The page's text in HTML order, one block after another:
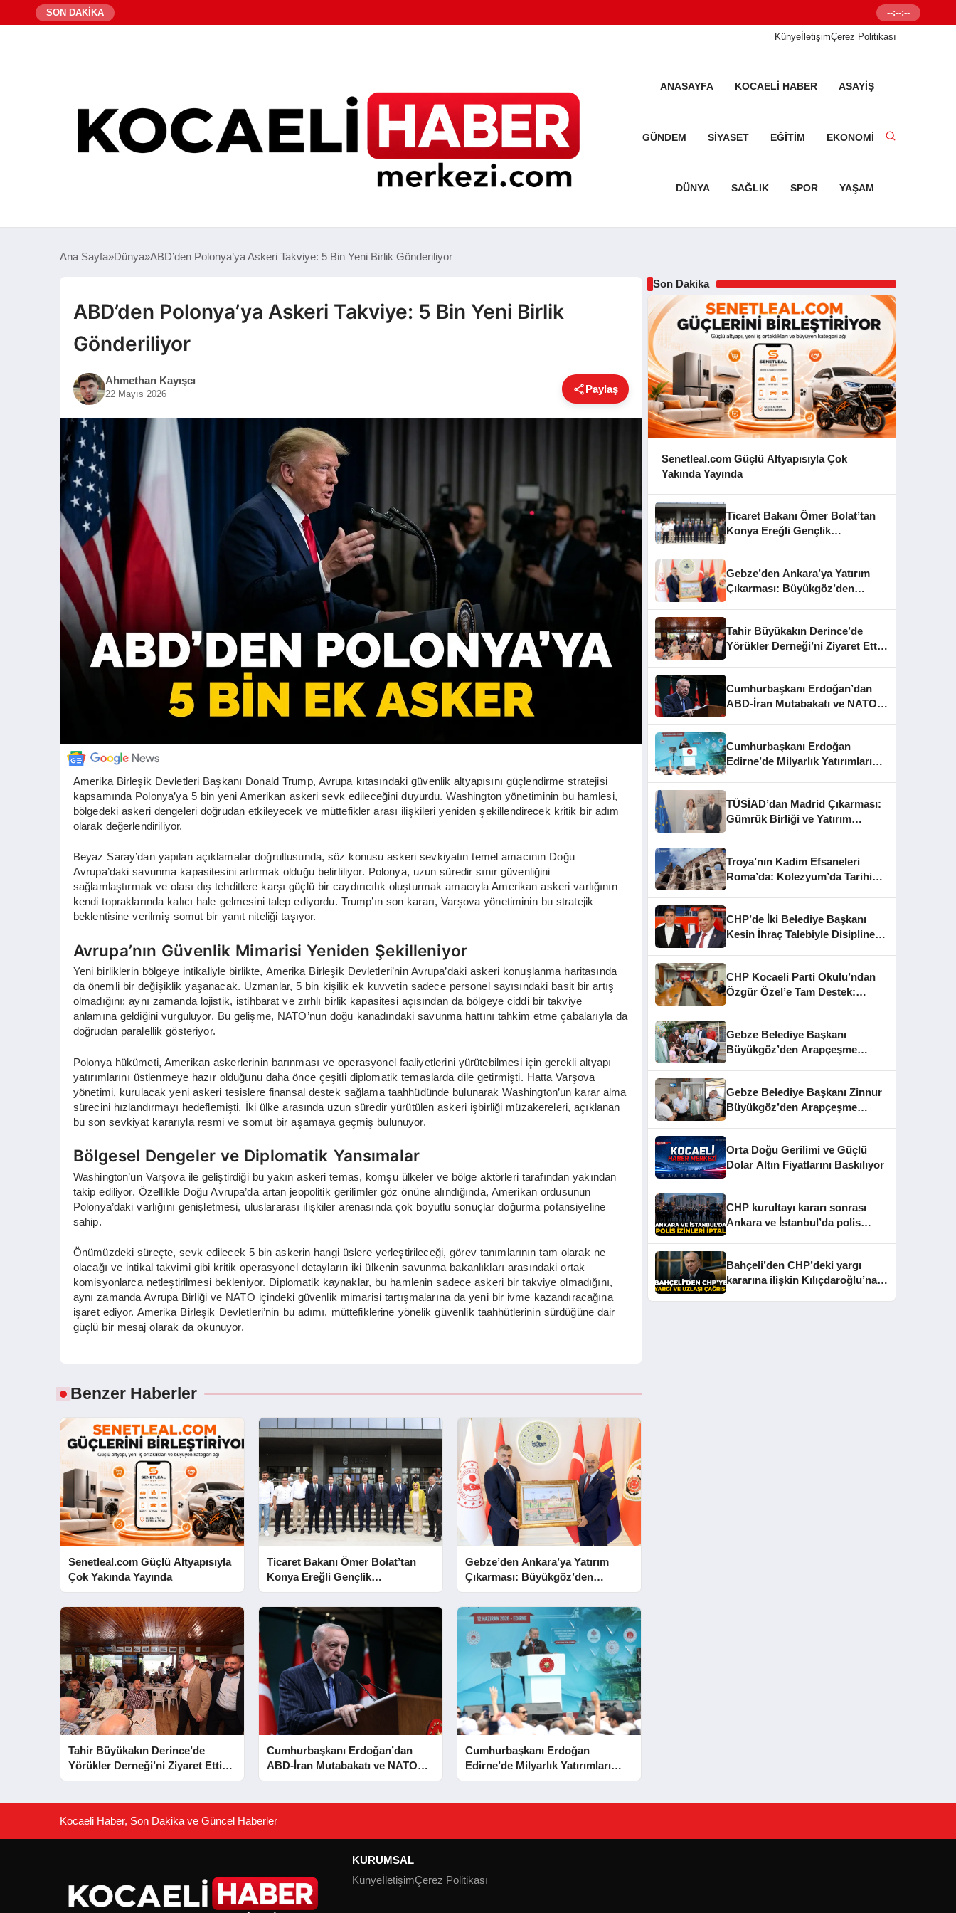
SON DAKİKA Senetleal.com
--:--:--
KünyeİletişimÇerez Politikası
ANASAYFA KOCAELI HABER ASAYIŞ
GÜNDEM SIYASET EĞITIM EKONOMI
DÜNYA SAĞLIK SPOR YAŞAM
Ana Sayfa Dünya ABD’den Polonya’ya Askeri Takviye: 5 Bin Yeni Birlik Gönderiliyor
ABD’den Polonya’ya Askeri Takviye: 5 Bin Yeni Birlik
Gönderiliyor
Ahmethan Kayışcı
22 Mayıs 2026 Paylaş
Amerika Birleşik Devletleri Başkanı Donald Trump, Avrupa kıtasındaki güvenlik altyapısını güçlendirme stratejisi
kapsamında Polonya’ya 5 bin yeni Amerikan askeri sevk edileceğini duyurdu. Washington yönetiminin bu hamlesi,
bölgedeki askeri dengeleri doğrudan etkileyecek ve müttefikler arası ilişkileri yeniden şekillendirecek kritik bir adım
olarak değerlendiriliyor.
Beyaz Saray’dan yapılan açıklamalar doğrultusunda, söz konusu askeri sevkiyatın temel amacının Doğu
Avrupa’daki savunma kapasitesini artırmak olduğu belirtiliyor. Polonya, uzun süredir sınır güvenliğini
sağlamlaştırmak ve olası dış tehditlere karşı güçlü bir caydırıcılık oluşturmak amacıyla Amerikan askeri varlığının
kendi topraklarında kalıcı hale gelmesini talep ediyordu. Trump’ın son kararı, Varşova yönetiminin bu stratejik
beklentisine verilmiş somut bir yanıt niteliği taşıyor.
Avrupa’nın Güvenlik Mimarisi Yeniden Şekilleniyor
Yeni birliklerin bölgeye intikaliyle birlikte, Amerika Birleşik Devletleri’nin Avrupa’daki askeri konuşlanma haritasında
da önemli bir değişiklik yaşanacak. Uzmanlar, 5 bin kişilik ek kuvvetin sadece personel sayısındaki basit bir artış
olmadığını; aynı zamanda lojistik, istihbarat ve zırhlı birlik kapasitesi açısından da bölgeye ciddi bir takviye
anlamına geldiğini vurguluyor. Bu gelişme, NATO’nun doğu kanadındaki savunma hattını tahkim etme çabalarıyla da
doğrudan paralellik gösteriyor.
Polonya hükümeti, Amerikan askerlerinin barınması ve operasyonel faaliyetlerini yürütebilmesi için gerekli altyapı
yatırımlarını üstlenmeye hazır olduğunu daha önce çeşitli diplomatik temaslarda dile getirmişti. Hatta Varşova
yönetimi, kurulacak yeni askeri tesislere finansal destek sağlama taahhüdünde bulunarak Washington’un karar alma
sürecini hızlandırmayı hedeflemişti. İki ülke arasında uzun süredir yürütülen askeri işbirliği müzakereleri, açıklanan
bu son sevkiyat kararıyla resmi ve somut bir aşamaya geçmiş bulunuyor.
Bölgesel Dengeler ve Diplomatik Yansımalar
Washington’un Varşova ile geliştirdiği bu yakın askeri temas, komşu ülkeler ve bölge aktörleri tarafından yakından
takip ediliyor. Özellikle Doğu Avrupa’da artan jeopolitik gerilimler göz önüne alındığında, Amerikan ordusunun
Polonya’daki varlığını genişletmesi, uluslararası ilişkiler arenasında çok boyutlu sonuçlar doğurma potansiyeline
sahip.
Önümüzdeki süreçte, sevk edilecek 5 bin askerin hangi üslere yerleştirileceği, görev tanımlarının tam olarak ne
olacağı ve intikal takvimi gibi kritik operasyonel detayların iki ülkenin savunma bakanlıkları arasındaki ortak
komisyonlarca netleştirilmesi bekleniyor. Diplomatik kaynaklar, bu hamlenin sadece askeri bir takviye olmadığını,
aynı zamanda Avrupa Birliği ve NATO içindeki güvenlik mimarisi tartışmalarına da yeni bir ivme kazandıracağına
işaret ediyor. Amerika Birleşik Devletleri’nin bu adımı, müttefiklerine yönelik güvenlik taahhütlerinin sürdüğüne dair
güçlü bir mesaj olarak da okunuyor.
Benzer Haberler
Senetleal.com Güçlü Altyapısıyla
Çok Yakında Yayında
Ticaret Bakanı Ömer Bolat’tan
Konya Ereğli Gençlik
Kampüsü’ne Ziyaret
Gebze’den Ankara’ya Yatırım
Çıkarması: Büyükgöz’den
Başkent Temasları
Tahir Büyükakın Derince’de
Yörükler Derneği’ni Ziyaret Etti:
Ulaşım ve Altyapı Mesajları
Cumhurbaşkanı Erdoğan’dan
ABD-İran Mutabakatı ve NATO
Zirvesi Açıklaması
Cumhurbaşkanı Erdoğan
Edirne’de Milyarlık Yatırımları
Hizmete Açtı
Son Dakika
Senetleal.com Güçlü Altyapısıyla Çok
Yakında Yayında
Ticaret Bakanı Ömer Bolat’tan
Konya Ereğli Gençlik
Gebze’den Ankara’ya Yatırım
Çıkarması: Büyükgöz’den
Tahir Büyükakın Derince’de
Yörükler Derneği’ni Ziyaret Etti:
Cumhurbaşkanı Erdoğan’dan
ABD-İran Mutabakatı ve NATO
Cumhurbaşkanı Erdoğan
Edirne’de Milyarlık Yatırımları
TÜSİAD’dan Madrid Çıkarması:
Gümrük Birliği ve Yatırım
Troya’nın Kadim Efsaneleri
Roma’da: Kolezyum’da Tarihi
CHP’de İki Belediye Başkanı
Kesin İhraç Talebiyle Disipline
CHP Kocaeli Parti Okulu’ndan
Özgür Özel’e Tam Destek:
Gebze Belediye Başkanı
Büyükgöz’den Arapçeşme
Gebze Belediye Başkanı Zinnur
Büyükgöz’den Arapçeşme
Orta Doğu Gerilimi ve Güçlü
Dolar Altın Fiyatlarını Baskılıyor
CHP kurultayı kararı sonrası
Ankara ve İstanbul’da polis
Bahçeli’den CHP’deki yargı
kararına ilişkin Kılıçdaroğlu’na
Kocaeli Haber, Son Dakika ve Güncel Haberler
KURUMSAL
KünyeİletişimÇerez Politikası